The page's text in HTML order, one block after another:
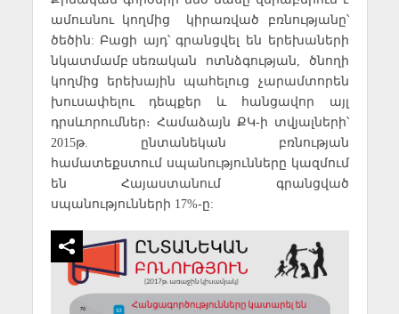
ամուսնու կողմից կիրառված բռնությանը՝
ծեծին: Բացի այդ՝ գրանցվել են երեխաների
նկատմամբ սեռական ոտնձգության, ծնողի
կողմից երեխային պահելուց չարամտորեն
խուսափելու դեպքեր և հանցավոր այլ
դրսևորումներ։ Համաձայն ՔԿ-ի տվյալների՝
2015թ. ընտանեկան բռնության
համատեքստում սպանությունները կազմում
են Հայաստանում գրանցված
սպանությունների 17%-ը: